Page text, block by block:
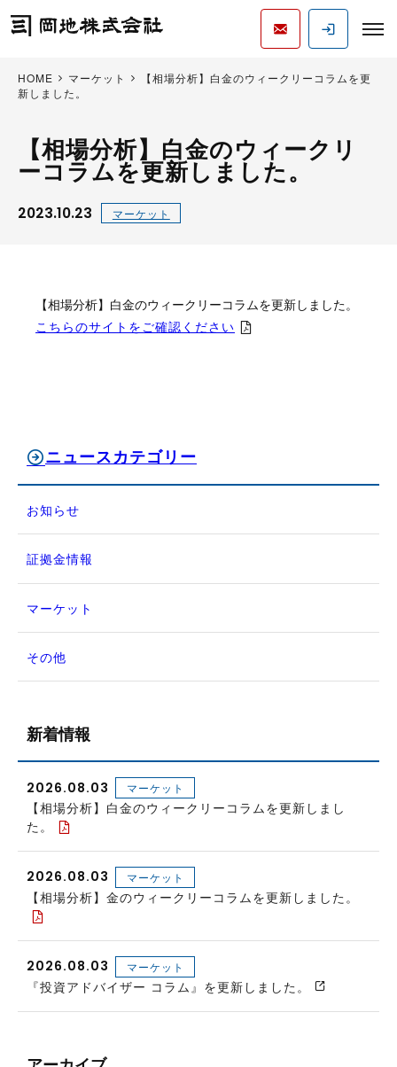
HOME マーケット
【相場分析】白金のウィークリーコラムを更
新しました。
【相場分析】白金のウィークリ
ーコラムを更新しました。
2023.10.23 マーケット
【相場分析】白金のウィークリーコラムを更新しました。
こちらのサイトをご確認ください
ニュースカテゴリー
お知らせ
証拠金情報
マーケット
その他
新着情報
2026.08.03 マーケット
【相場分析】白金のウィークリーコラムを更新しまし
た。
2026.08.03 マーケット
【相場分析】金のウィークリーコラムを更新しました。
2026.08.03 マーケット
『投資アドバイザー コラム』を更新しました。